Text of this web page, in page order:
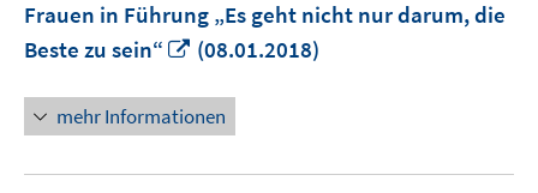
Frauen in Führung „Es geht nicht nur darum, die
Beste zu sein“
In
Fenster
öffnen
(08.01.2018)
mehr Informationen